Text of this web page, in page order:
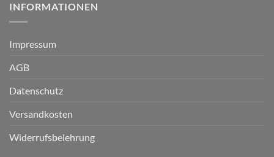
INFORMATIONEN
Impressum
AGB
Datenschutz
Versandkosten
Widerrufsbelehrung